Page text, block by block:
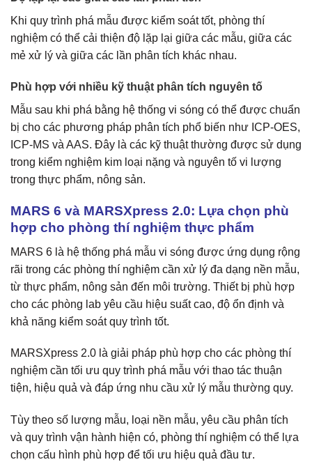
Khi quy trình phá mẫu được kiểm soát tốt, phòng thí
nghiệm có thể cải thiện độ lặp lại giữa các mẫu, giữa các
mẻ xử lý và giữa các lần phân tích khác nhau.
Phù hợp với nhiều kỹ thuật phân tích nguyên tố
Mẫu sau khi phá bằng hệ thống vi sóng có thể được chuẩn
bị cho các phương pháp phân tích phổ biến như ICP-OES,
ICP-MS và AAS. Đây là các kỹ thuật thường được sử dụng
trong kiểm nghiệm kim loại nặng và nguyên tố vi lượng
trong thực phẩm, nông sản.
MARS 6 và MARSXpress 2.0: Lựa chọn phù
hợp cho phòng thí nghiệm thực phẩm
MARS 6 là hệ thống phá mẫu vi sóng được ứng dụng rộng
rãi trong các phòng thí nghiệm cần xử lý đa dạng nền mẫu,
từ thực phẩm, nông sản đến môi trường. Thiết bị phù hợp
cho các phòng lab yêu cầu hiệu suất cao, độ ổn định và
khả năng kiểm soát quy trình tốt.
MARSXpress 2.0 là giải pháp phù hợp cho các phòng thí
nghiệm cần tối ưu quy trình phá mẫu với thao tác thuận
tiện, hiệu quả và đáp ứng nhu cầu xử lý mẫu thường quy.
Tùy theo số lượng mẫu, loại nền mẫu, yêu cầu phân tích
và quy trình vận hành hiện có, phòng thí nghiệm có thể lựa
chọn cấu hình phù hợp để tối ưu hiệu quả đầu tư.